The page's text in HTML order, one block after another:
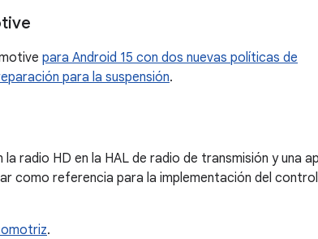
para Android 15 con dos nuevas políticas de
para la suspensión.
radio HD en la HAL de radio de transmisión y una
como referencia para la implementación del
.